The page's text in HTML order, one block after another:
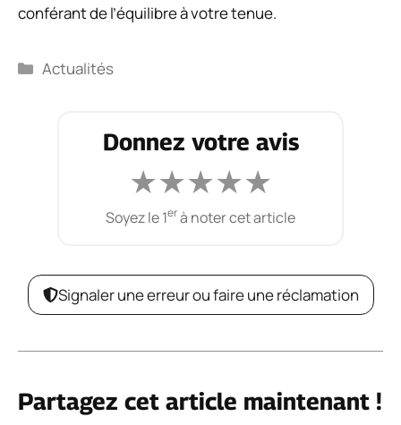
conférant de l’équilibre à votre tenue.
Catégories
Actualités
Donnez votre avis
★★★★★
Soyez le 1erà noter cet article
Signaler une erreur ou faire une réclamation
Partagez cet article maintenant !